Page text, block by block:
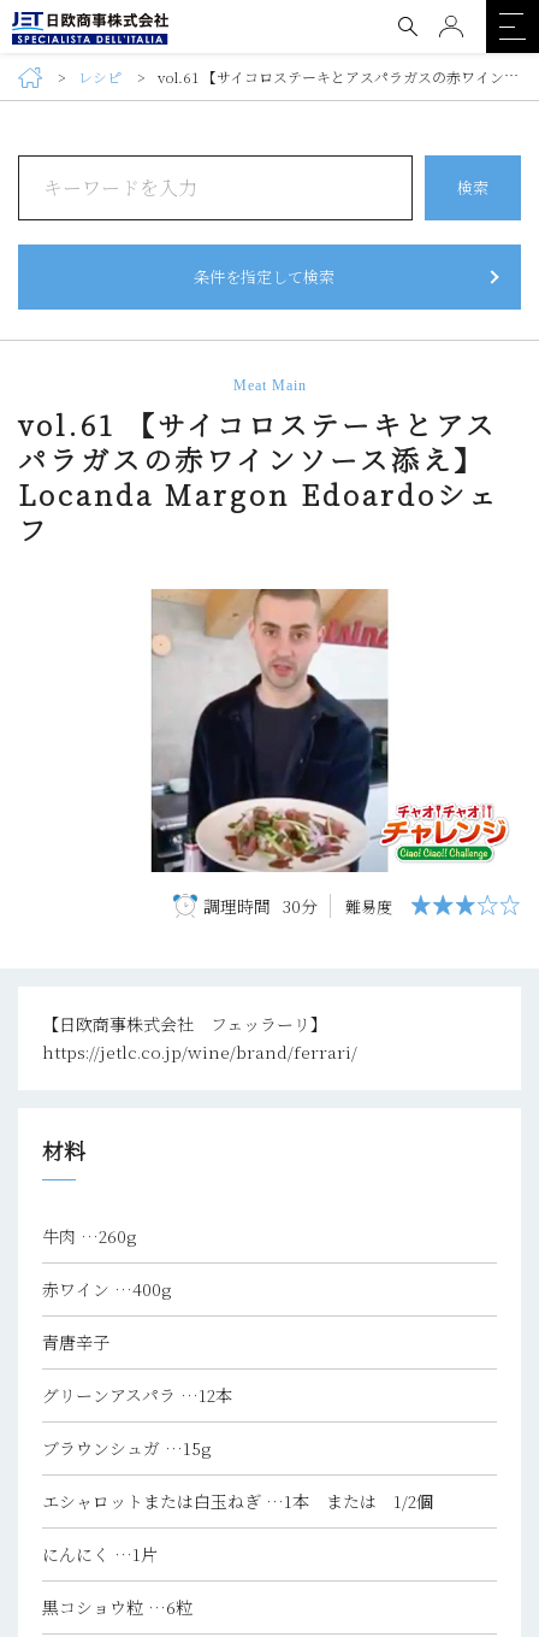
レシピ vol.61 【サイコロステーキとアスパラガスの赤ワインソース添え】Locanda Margon Edoardoシェフ
検索
条件を指定して検索
Meat Main
vol.61 【サイコロステーキとアス
パラガスの赤ワインソース添え】
Locanda Margon Edoardoシェ
フ
調理時間 30分 難易度
【日欧商事株式会社 フェッラーリ】
https://jetlc.co.jp/wine/brand/ferrari/
材料
牛肉 …260g
赤ワイン …400g
青唐辛子
グリーンアスパラ …12本
ブラウンシュガ …15g
エシャロットまたは白玉ねぎ …1本 または 1/2個
にんにく …1片
黒コショウ粒 …6粒